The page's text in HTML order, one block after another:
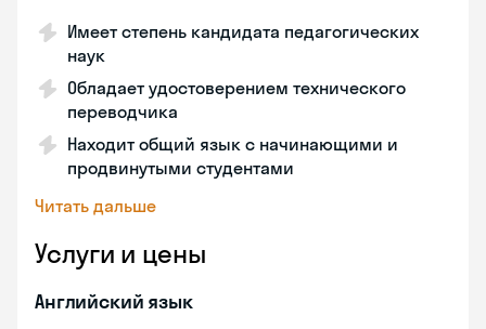
Имеет степень кандидата педагогических
наук
Обладает удостоверением технического
переводчика
Находит общий язык с начинающими и
продвинутыми студентами
Читать дальше
Услуги и цены
Английский язык